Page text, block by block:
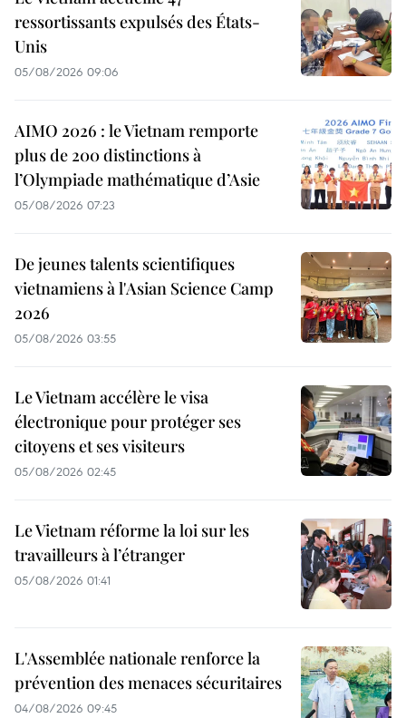
ressortissants expulsés des États-
Unis
05/08/2026 09:06
AIMO 2026 : le Vietnam remporte
plus de 200 distinctions à
l’Olympiade mathématique d’Asie
05/08/2026 07:23
De jeunes talents scientifiques
vietnamiens à l'Asian Science Camp
2026
05/08/2026 03:55
Le Vietnam accélère le visa
électronique pour protéger ses
citoyens et ses visiteurs
05/08/2026 02:45
Le Vietnam réforme la loi sur les
travailleurs à l’étranger
05/08/2026 01:41
L'Assemblée nationale renforce la
prévention des menaces sécuritaires
04/08/2026 09:45